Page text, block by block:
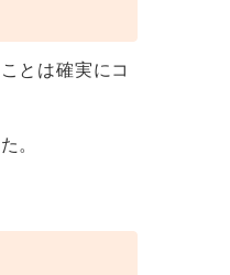
とは確実にコ
。